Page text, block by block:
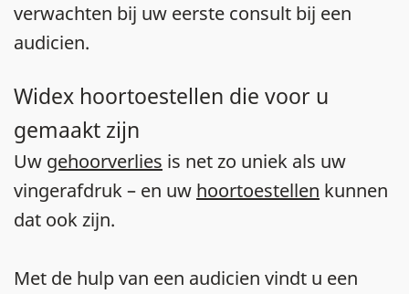
verwachten bij uw eerste consult bij een
audicien.
Widex hoortoestellen die voor u
gemaakt zijn
Uw gehoorverlies is net zo uniek als uw
vingerafdruk – en uw hoortoestellen kunnen
dat ook zijn.
Met de hulp van een audicien vindt u een